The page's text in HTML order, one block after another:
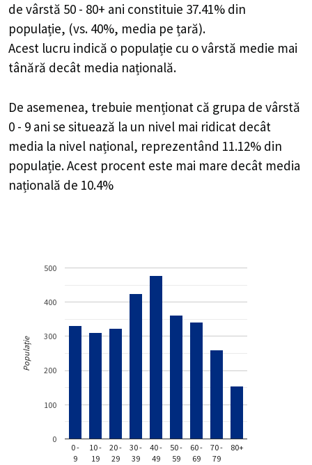
de vârstă 50 - 80+ ani constituie 37.41% din
populație, (vs. 40%, media pe țară).
Acest lucru indică o populație cu o vârstă medie mai
tânără decât media națională.
De asemenea, trebuie menționat că grupa de vârstă
0 - 9 ani se situează la un nivel mai ridicat decât
media la nivel național, reprezentând 11.12% din
populație. Acest procent este mai mare decât media
națională de 10.4%
0 -
9
10 -
19
20 -
29
30 -
39
40 -
49
50 -
59
60 -
69
70 -
79
80+
0
100
200
300
400
500
Populație